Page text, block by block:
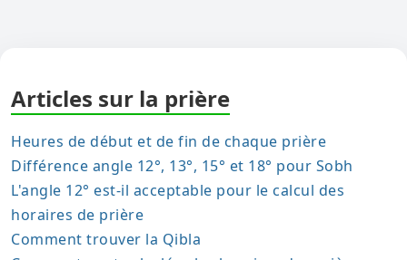
Articles sur la prière
Heures de début et de fin de chaque prière
Différence angle 12°, 13°, 15° et 18° pour Sobh
L'angle 12° est-il acceptable pour le calcul des
horaires de prière
Comment trouver la Qibla